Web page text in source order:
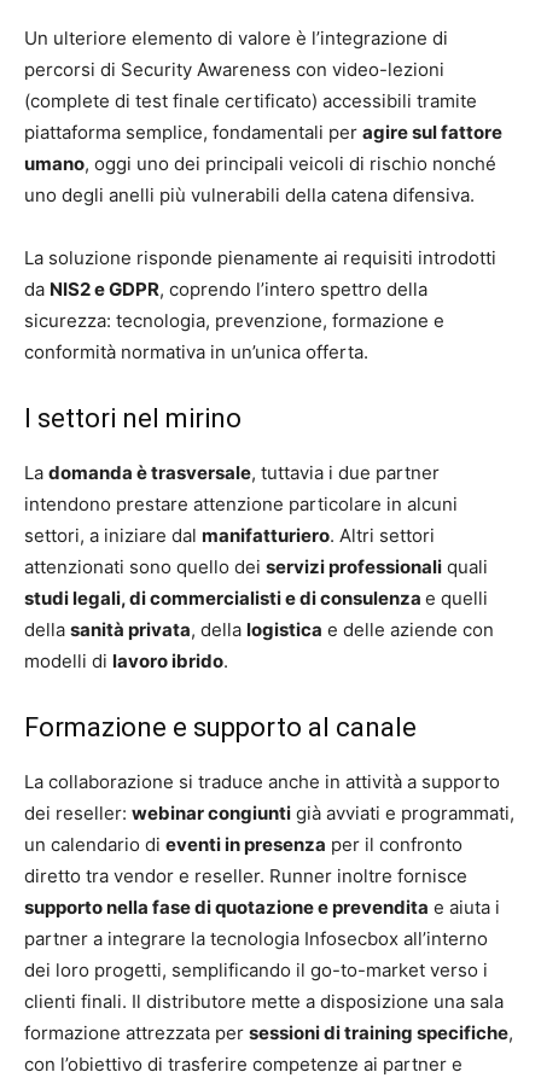
Un ulteriore elemento di valore è l’integrazione di
percorsi di Security Awareness con video-lezioni
(complete di test finale certificato) accessibili tramite
piattaforma semplice, fondamentali per agire sul fattore
umano, oggi uno dei principali veicoli di rischio nonché
uno degli anelli più vulnerabili della catena difensiva.
La soluzione risponde pienamente ai requisiti introdotti
da NIS2 e GDPR, coprendo l’intero spettro della
sicurezza: tecnologia, prevenzione, formazione e
conformità normativa in un’unica offerta.
I settori nel mirino
La domanda è trasversale, tuttavia i due partner
intendono prestare attenzione particolare in alcuni
settori, a iniziare dal manifatturiero. Altri settori
attenzionati sono quello dei servizi professionali quali
studi legali, di commercialisti e di consulenza e quelli
della sanità privata, della logistica e delle aziende con
modelli di lavoro ibrido.
Formazione e supporto al canale
La collaborazione si traduce anche in attività a supporto
dei reseller: webinar congiunti già avviati e programmati,
un calendario di eventi in presenza per il confronto
diretto tra vendor e reseller. Runner inoltre fornisce
supporto nella fase di quotazione e prevendita e aiuta i
partner a integrare la tecnologia Infosecbox all’interno
dei loro progetti, semplificando il go-to-market verso i
clienti finali. Il distributore mette a disposizione una sala
formazione attrezzata per sessioni di training specifiche,
con l’obiettivo di trasferire competenze ai partner e